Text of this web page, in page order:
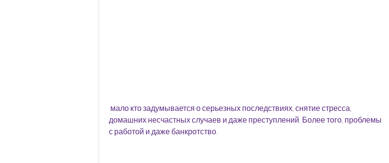
домашних несчастных случаев и даже преступлений. Более того, проблемы
с работой и даже банкротство.